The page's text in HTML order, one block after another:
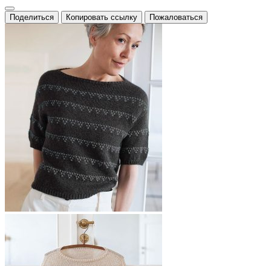
Поделиться Копировать ссылку Пожаловаться